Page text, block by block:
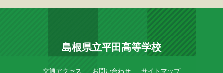
島根県立平田高等学校
交通アクセス お問い合わせ サイトマップ